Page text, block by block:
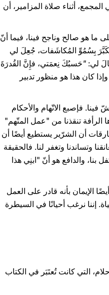
يوسف قد سمع تكرارًا في المجمع، أثناء صلاة المزامير، أن
الله يعتمد فقط على ما هو صالح وناجح فينا، فيما أنّ
بِسُمُوِّ المُكاشَفات، جُعِلَ لي
لي: "حَسبُكَ نِعمَتي، فإِنَّ القُدرَةَ
أَفتَخِرُ راضِيًا بِحالاتِ ضُعْفي لِتَحِلَّ بي قُدرَةُ المَسيح" (2 قور 12، 7- 9). وإذا كان هذا هو منظور تدبير
فإصبع الاتّهام والأحكام
الرأفة تنقذنا من "عمل المتّهم"
أن الشرّير يستطيع أيضًا أن
وتساندنا وتغفر لنا. فالحقيقة
كرامتنا، وتنهضنا، وتحتفل بنا، والدافع هو أنّ "ابنِي هذا
الإيمان بأنه قادر على العمل
إننا نرغب أحيانًا في السيطرة
التي كانت تُعتَبَر في الكتاب